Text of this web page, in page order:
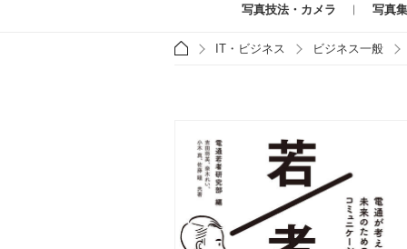
写真技法・カメラ
写真集
IT・ビジネス ビジネス一般